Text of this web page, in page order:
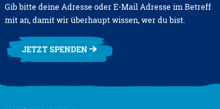
Gib bitte deine Adresse oder E-Mail Adresse im Betreff
mit an, damit wir überhaupt wissen, wer du bist.
JETZT SPENDEN